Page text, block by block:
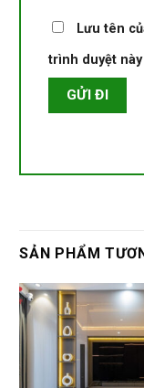
Lưu tên
trình duyệt
SẢN PHẨM